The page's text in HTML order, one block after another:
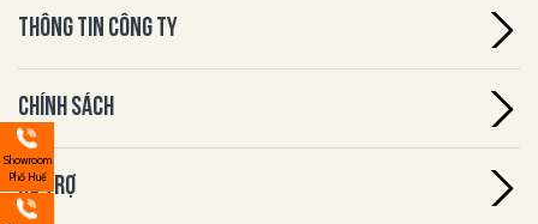
Showroom
Phố Huế
THÔNG TIN CÔNG TY
CHÍNH SÁCH
HỖ TRỢ